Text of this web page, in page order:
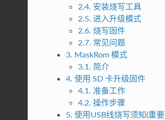
2.4. 安装烧写工具
2.5. 进入升级模式
2.6. 烧写固件
2.7. 常见问题
3. MaskRom 模式
3.1. 简介
4. 使用 SD 卡升级固件
4.1. 准备工作
4.2. 操作步骤
5. 使用USB线烧写须知(重